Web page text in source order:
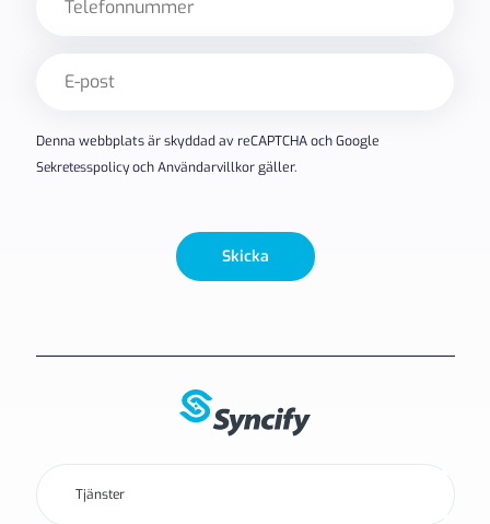
post
Denna webbplats är skyddad av reCAPTCHA och Google
SekretesspolicyochAnvändarvillkorgäller.
Skicka
Tjänster